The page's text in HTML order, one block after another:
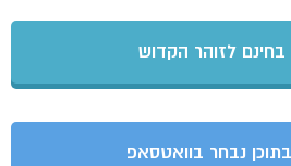
בחינם לזוהר הקדוש
נבחר בוואטסאפ